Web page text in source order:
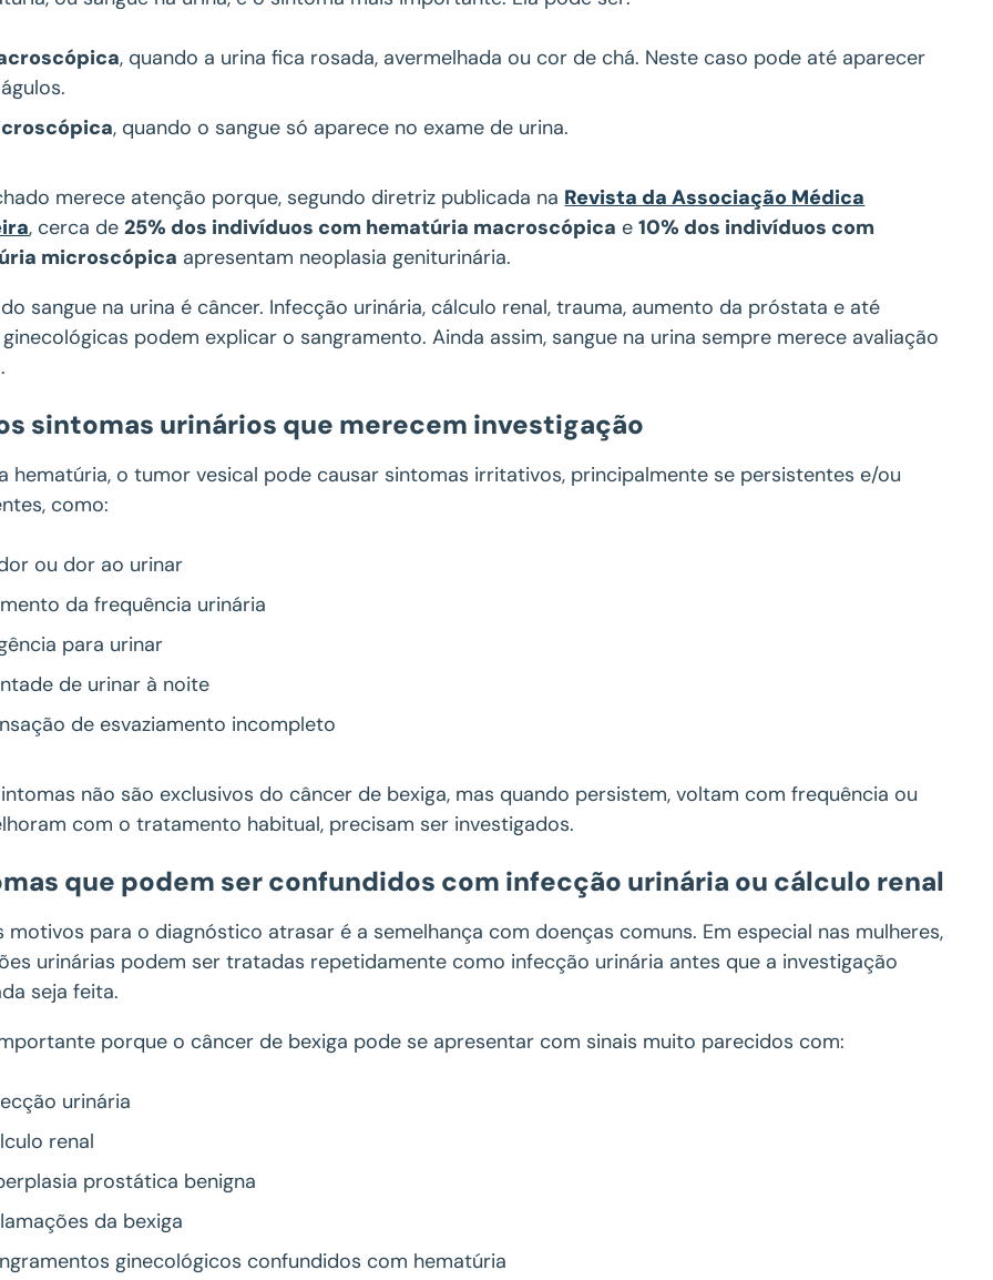
, quando a urina fica rosada, avermelhada ou cor de chá. Neste caso pode até aparecer
, quando o sangue só aparece no exame de urina.
merece atenção porque, segundo diretriz publicada na Revista da Associação Médica
, cerca de25% dos indivíduos com hematúria macroscópica e10% dos indivíduos com
microscópica apresentam neoplasia geniturinária.
sangue na urina é câncer. Infecção urinária, cálculo renal, trauma, aumento da próstata e até
podem explicar o sangramento. Ainda assim, sangue na urina sempre merece avaliação
sintomas urinários que merecem investigação
hematúria, o tumor vesical pode causar sintomas irritativos, principalmente se persistentes e/ou
como:
ou dor ao urinar
da frequência urinária
para urinar
de urinar à noite
de esvaziamento incompleto
não são exclusivos do câncer de bexiga, mas quando persistem, voltam com frequência ou
com o tratamento habitual, precisam ser investigados.
que podem ser confundidos com infecção urinária ou cálculo renal
motivos para o diagnóstico atrasar é a semelhança com doenças comuns. Em especial nas mulheres,
urinárias podem ser tratadas repetidamente como infecção urinária antes que a investigação
seja feita.
porque o câncer de bexiga pode se apresentar com sinais muito parecidos com:
urinária
renal
prostática benigna
da bexiga
ginecológicos confundidos com hematúria